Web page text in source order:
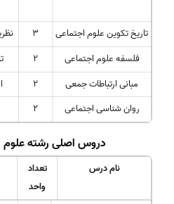
تاریخ تکوین علوم اجتماعی 3
فلسفه علوم اجتماعی
2
مبانی ارتباطات جمعی
2
روان شناسی اجتماعی
2
دروس اصلی رشته علوم
نام درس
تعداد
واحد